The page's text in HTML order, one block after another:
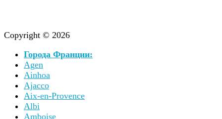
Copyright © 2026
Города Франции:
Agen
Ainhoa
Ajacco
Aix-en-Provence
Albi
Amboise